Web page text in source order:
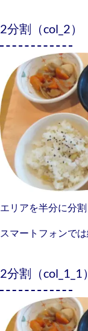
2分割（col_2）
エリアを半分に分割
スマートフォンで
2分割（col_1_1）